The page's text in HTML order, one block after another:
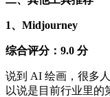
1、Midjourney
综合评分：9.0 分
说到 AI 绘画，很多
以说是目前行业里的